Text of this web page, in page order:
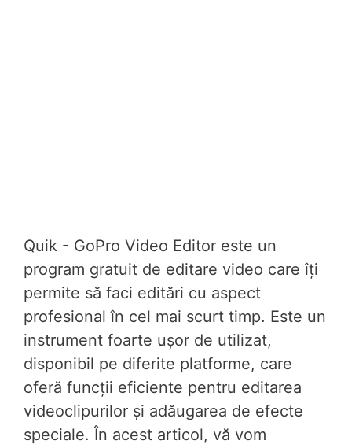
Quik - GoPro Video Editor este un
program gratuit de editare video care îți
permite să faci editări cu aspect
profesional în cel mai scurt timp. Este un
instrument foarte ușor de utilizat,
disponibil pe diferite platforme, care
oferă funcții eficiente pentru editarea
videoclipurilor și adăugarea de efecte
speciale. În acest articol, vă vom